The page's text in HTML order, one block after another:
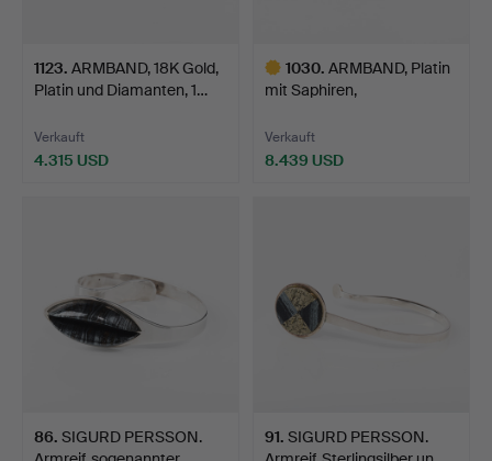
1123. ARMBAND, 18K Gold,
Platin und Diamanten, 1…
Verkauft
4.315 USD
1030. ARMBAND, Platin
mit Saphiren,
Verkauft
8.439 USD
86. SIGURD PERSSON.
91. SIGURD PERSSON.